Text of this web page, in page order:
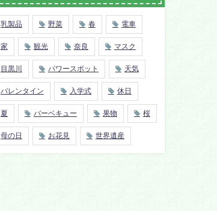
乳製品 野菜 春 電車
家 観光 奈良 マスク
目黒川 パワースポット 天気
バレンタイン 入学式 休日
夏 バーベキュー 果物 桜
母の日 お花見 世界遺産